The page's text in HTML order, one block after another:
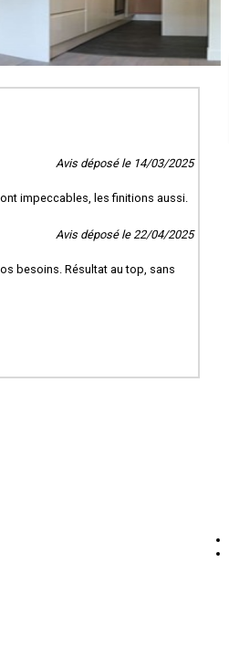
Avis déposé le 14/03/2025
impeccables, les finitions aussi.
Avis déposé le 22/04/2025
besoins. Résultat au top, sans